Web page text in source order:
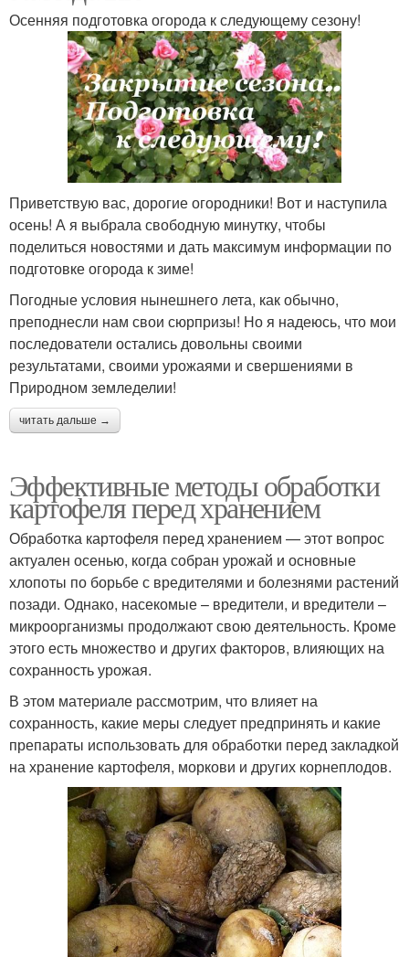
Осенняя подготовка огорода к следующему сезону!
Приветствую вас, дорогие огородники! Вот и наступила
осень! А я выбрала свободную минутку, чтобы
поделиться новостями и дать максимум информации по
подготовке огорода к зиме!
Погодные условия нынешнего лета, как обычно,
преподнесли нам свои сюрпризы! Но я надеюсь, что мои
последователи остались довольны своими
результатами, своими урожаями и свершениями в
Природном земледелии!
читать дальше →
Эффективные методы обработки
картофеля перед хранением
Обработка картофеля перед хранением — этот вопрос
актуален осенью, когда собран урожай и основные
хлопоты по борьбе с вредителями и болезнями растений
позади. Однако, насекомые – вредители, и вредители –
микроорганизмы продолжают свою деятельность. Кроме
этого есть множество и других факторов, влияющих на
сохранность урожая.
В этом материале рассмотрим, что влияет на
сохранность, какие меры следует предпринять и какие
препараты использовать для обработки перед закладкой
на хранение картофеля, моркови и других корнеплодов.